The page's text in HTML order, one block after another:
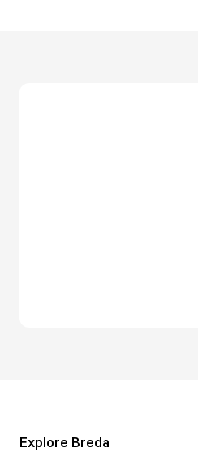
Explore Breda